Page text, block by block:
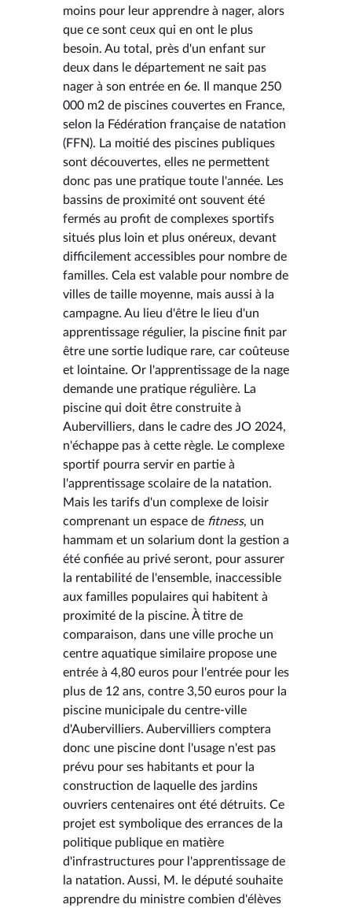
moins pour leur apprendre à nager, alors
que ce sont ceux qui en ont le plus
besoin. Au total, près d'un enfant sur
deux dans le département ne sait pas
nager à son entrée en 6e. Il manque 250
000 m2 de piscines couvertes en France,
selon la Fédération française de natation
(FFN). La moitié des piscines publiques
sont découvertes, elles ne permettent
donc pas une pratique toute l'année. Les
bassins de proximité ont souvent été
fermés au profit de complexes sportifs
situés plus loin et plus onéreux, devant
difficilement accessibles pour nombre de
familles. Cela est valable pour nombre de
villes de taille moyenne, mais aussi à la
campagne. Au lieu d'être le lieu d'un
apprentissage régulier, la piscine finit par
être une sortie ludique rare, car coûteuse
et lointaine. Or l'apprentissage de la nage
demande une pratique régulière. La
piscine qui doit être construite à
Aubervilliers, dans le cadre des JO 2024,
n'échappe pas à cette règle. Le complexe
sportif pourra servir en partie à
l'apprentissage scolaire de la natation.
Mais les tarifs d'un complexe de loisir
comprenant un espace de fitness, un
hammam et un solarium dont la gestion a
été confiée au privé seront, pour assurer
la rentabilité de l'ensemble, inaccessible
aux familles populaires qui habitent à
proximité de la piscine. À titre de
comparaison, dans une ville proche un
centre aquatique similaire propose une
entrée à 4,80 euros pour l'entrée pour les
plus de 12 ans, contre 3,50 euros pour la
piscine municipale du centre-ville
d'Aubervilliers. Aubervilliers comptera
donc une piscine dont l'usage n'est pas
prévu pour ses habitants et pour la
construction de laquelle des jardins
ouvriers centenaires ont été détruits. Ce
projet est symbolique des errances de la
politique publique en matière
d'infrastructures pour l'apprentissage de
la natation. Aussi, M. le député souhaite
apprendre du ministre combien d'élèves